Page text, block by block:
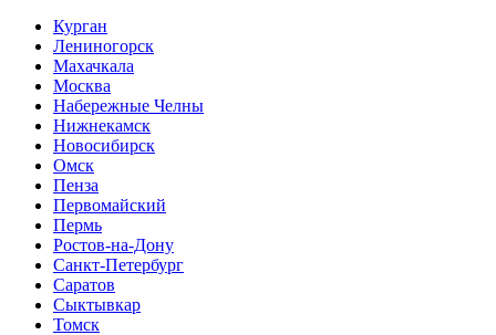
Курган
Лениногорск
Махачкала
Москва
Набережные Челны
Нижнекамск
Новосибирск
Омск
Пенза
Первомайский
Пермь
Ростов-на-Дону
Санкт-Петербург
Саратов
Сыктывкар
Томск